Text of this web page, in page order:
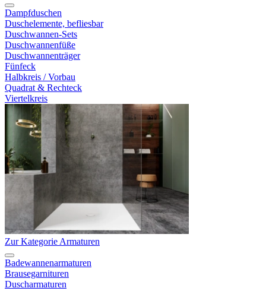
Dampfduschen
Duschelemente, befliesbar
Duschwannen-Sets
Duschwannenfüße
Duschwannenträger
Fünfeck
Halbkreis / Vorbau
Quadrat & Rechteck
Viertelkreis
Zur Kategorie Armaturen
Badewannenarmaturen
Brausegarnituren
Duscharmaturen